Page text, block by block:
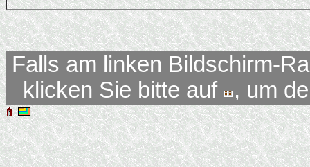
Falls am linken Bildschirm-
klicken Sie bitte auf
, um